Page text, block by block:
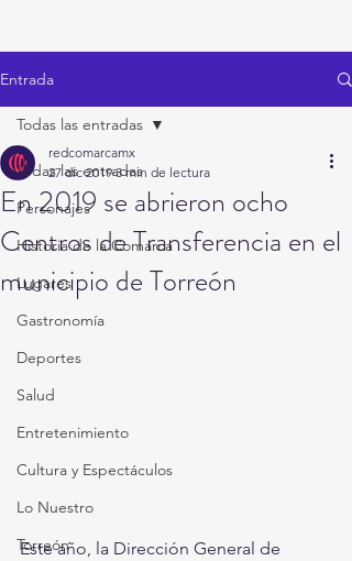
Entrada
Todas las entradas
Personajes
Historia de la Comarca
Lugares
Gastronomía
Deportes
Salud
Entretenimiento
Cultura y Espectáculos
Lo Nuestro
Torreón
Todas las entradas
En 2019 se abrieron ocho
Centros de Transferencia en el
municipio de Torreón
redcomarcamx
27 dic 2019 3 min de lectura
Este año, la Dirección General de